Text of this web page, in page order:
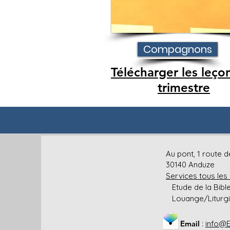
Compagnons
Télécharger les
trimestre
Eglise
30140 Anduze
Au pont, 1 route
30140 Anduze
Services tous les
Etude de la
Louange/
Email :